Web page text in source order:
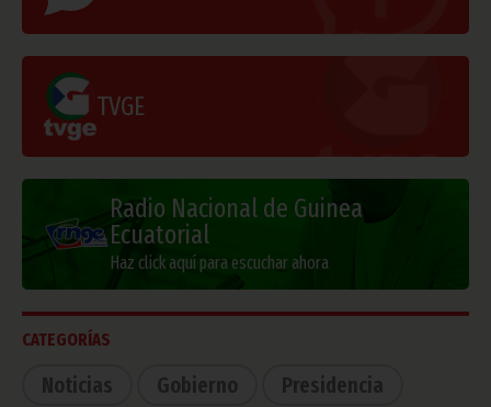
TVGE
Radio Nacional de Guinea
Ecuatorial
Haz click aquí para escuchar ahora
CATEGORÍAS
Noticias Gobierno
Presidencia